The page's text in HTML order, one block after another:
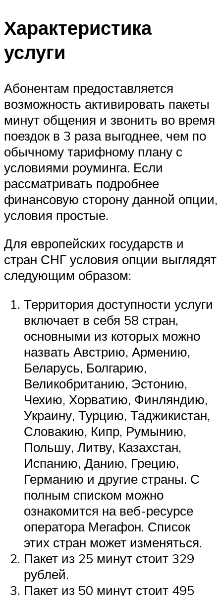
Характеристика
услуги
Абонентам предоставляется
возможность активировать пакеты
минут общения и звонить во время
поездок в 3 раза выгоднее, чем по
обычному тарифному плану с
условиями роуминга. Если
рассматривать подробнее
финансовую сторону данной опции,
условия простые.
Для европейских государств и
стран СНГ условия опции выглядят
следующим образом:
Территория доступности услуги
включает в себя 58 стран,
основными из которых можно
назвать Австрию, Армению,
Беларусь, Болгарию,
Великобританию, Эстонию,
Чехию, Хорватию, Финляндию,
Украину, Турцию, Таджикистан,
Словакию, Кипр, Румынию,
Польшу, Литву, Казахстан,
Испанию, Данию, Грецию,
Германию и другие страны. С
полным списком можно
ознакомится на веб-ресурсе
оператора Мегафон. Список
этих стран может изменяться.
Пакет из 25 минут стоит 329
рублей.
Пакет из 50 минут стоит 495